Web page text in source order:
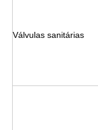
Válvulas sanitárias